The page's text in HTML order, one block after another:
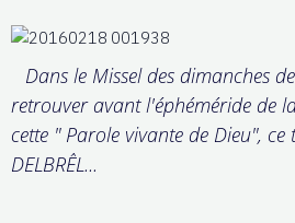
Dans le Missel des dimanches
retrouver avant l'éphéméride de
cette " Parole vivante de Dieu", ce
DELBRÊL...